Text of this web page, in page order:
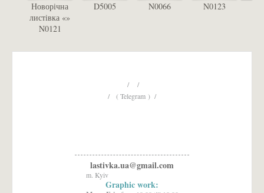
Новорічна
листівка «»
N0121
D5005 N0066 N0123
/ /
/ ( Telegram ) /
lastivka.ua@gmail.com
m. Kyiv
Graphic work: